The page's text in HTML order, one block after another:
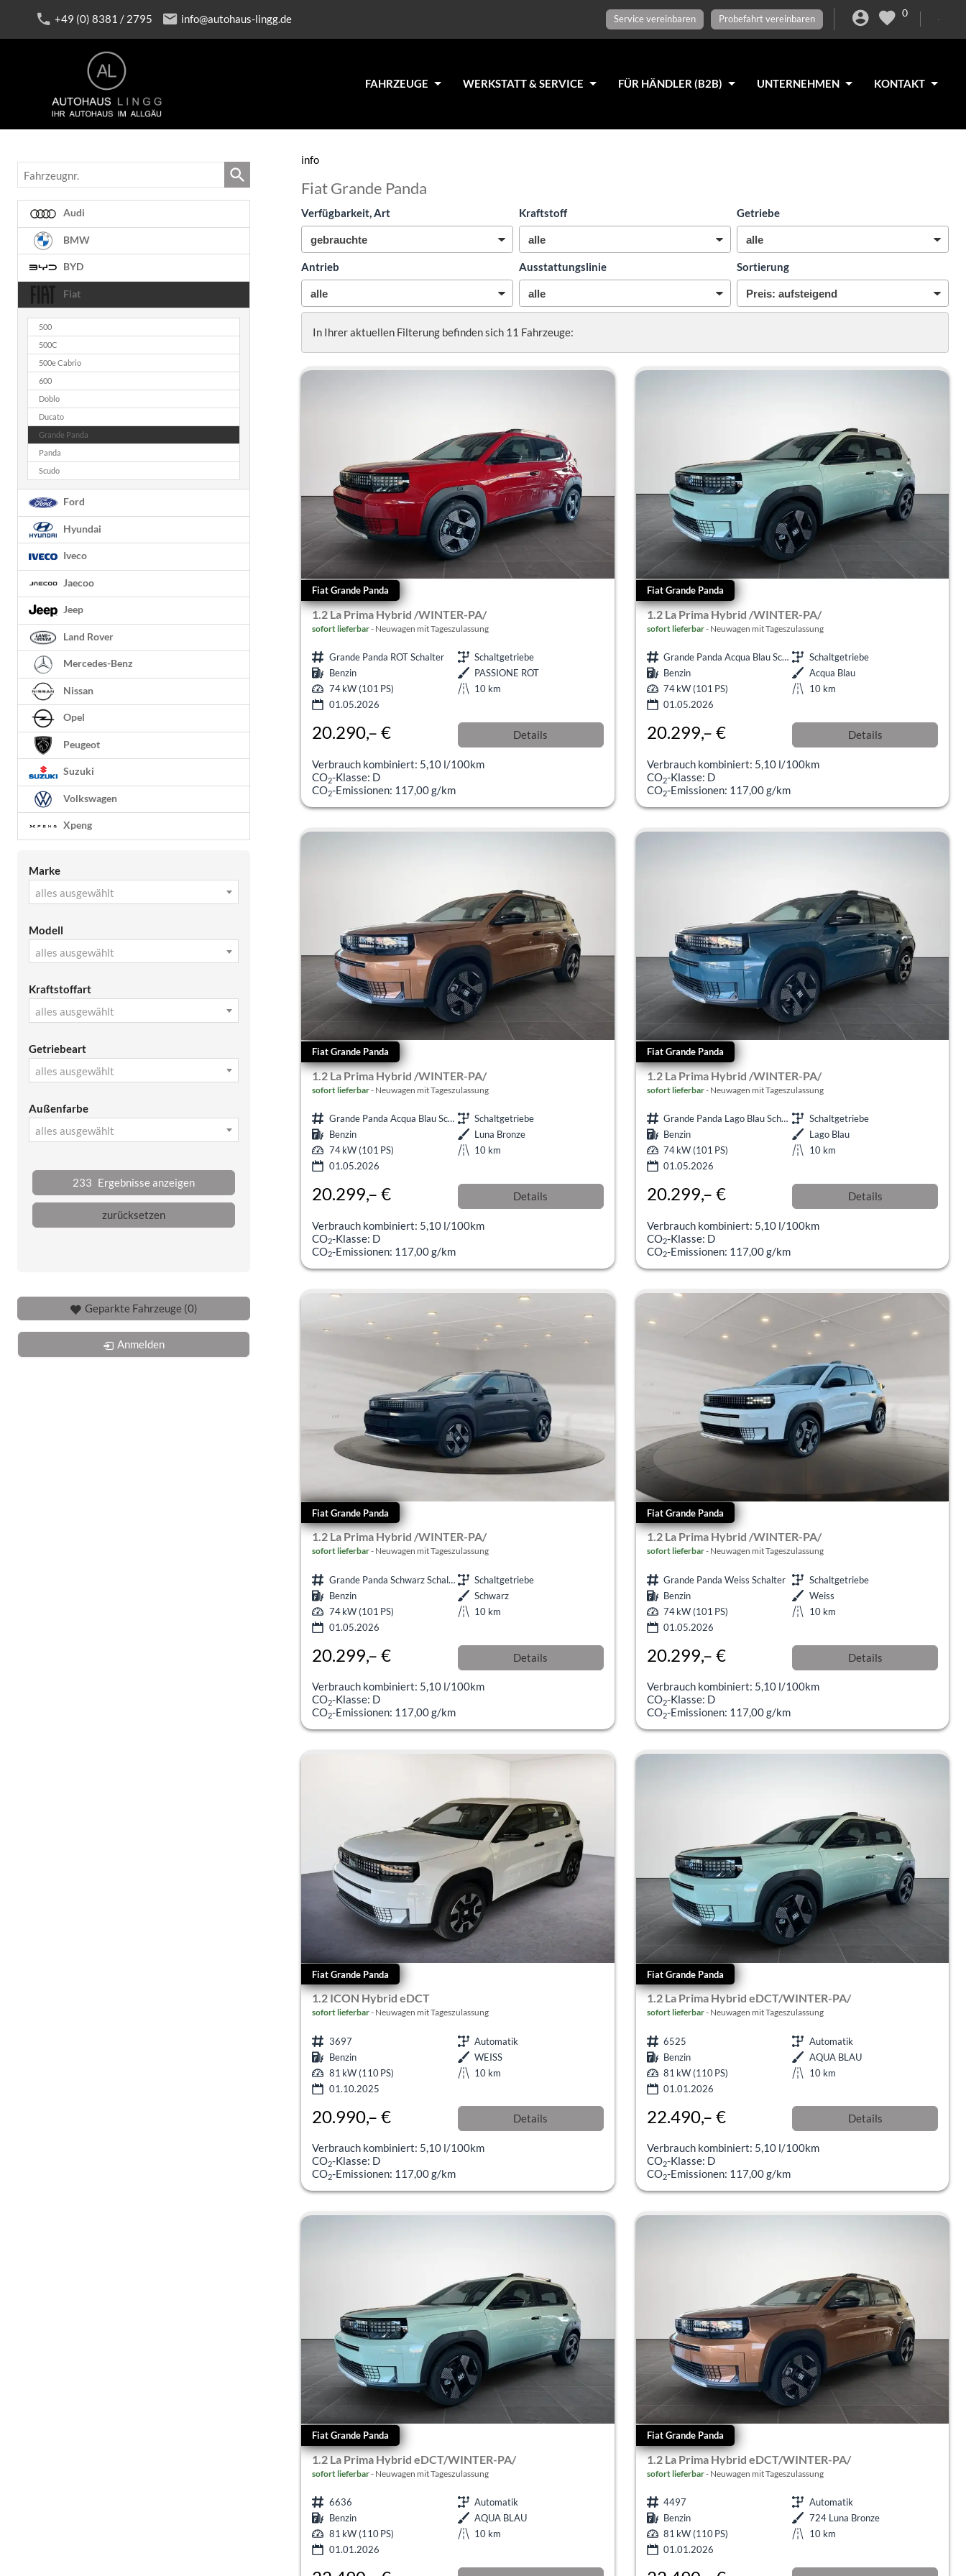
+49 (0) 8381 / 2795 info@autohaus-lingg.de Service vereinbaren Probefahrt vereinbaren
0
FAHRZEUGE WERKSTATT & SERVICE FÜR HÄNDLER (B2B) UNTERNEHMEN KONTAKT
info
Fiat Grande Panda
Verfügbarkeit, Art Kraftstoff Getriebe
Antrieb Ausstattungslinie Sortierung
In Ihrer aktuellen Filterung befinden sich 11 Fahrzeuge:
Fiat Grande Panda
1.2 La Prima Hybrid /WINTER-PA/
sofort lieferbar Neuwagen mit Tageszulassung
Grande Panda ROT Schalter
Schaltgetriebe
Benzin
PASSIONE ROT
74 kW (101 PS)
10 km
01.05.2026
20.290,– € Details
Verbrauch kombiniert: 5,10 l/100km
CO2-Klasse: D
CO2-Emissionen: 117,00 g/km
Fiat Grande Panda
1.2 La Prima Hybrid /WINTER-PA/
sofort lieferbar Neuwagen mit Tageszulassung
Grande Panda Acqua Blau Schalter
Schaltgetriebe
Benzin
Acqua Blau
74 kW (101 PS)
10 km
01.05.2026
20.299,– € Details
Verbrauch kombiniert: 5,10 l/100km
CO2-Klasse: D
CO2-Emissionen: 117,00 g/km
Fiat Grande Panda
1.2 La Prima Hybrid /WINTER-PA/
sofort lieferbar Neuwagen mit Tageszulassung
Grande Panda Acqua Blau Schalter
Schaltgetriebe
Benzin
Luna Bronze
74 kW (101 PS)
10 km
01.05.2026
20.299,– € Details
Verbrauch kombiniert: 5,10 l/100km
CO2-Klasse: D
CO2-Emissionen: 117,00 g/km
Fiat Grande Panda
1.2 La Prima Hybrid /WINTER-PA/
sofort lieferbar Neuwagen mit Tageszulassung
Grande Panda Lago Blau Schalter
Schaltgetriebe
Benzin
Lago Blau
74 kW (101 PS)
10 km
01.05.2026
20.299,– € Details
Verbrauch kombiniert: 5,10 l/100km
CO2-Klasse: D
CO2-Emissionen: 117,00 g/km
Fiat Grande Panda
1.2 La Prima Hybrid /WINTER-PA/
sofort lieferbar Neuwagen mit Tageszulassung
Grande Panda Schwarz Schalter
Schaltgetriebe
Benzin
Schwarz
74 kW (101 PS)
10 km
01.05.2026
20.299,– € Details
Verbrauch kombiniert: 5,10 l/100km
CO2-Klasse: D
CO2-Emissionen: 117,00 g/km
Fiat Grande Panda
1.2 La Prima Hybrid /WINTER-PA/
sofort lieferbar Neuwagen mit Tageszulassung
Grande Panda Weiss Schalter
Schaltgetriebe
Benzin
Weiss
74 kW (101 PS)
10 km
01.05.2026
20.299,– € Details
Verbrauch kombiniert: 5,10 l/100km
CO2-Klasse: D
CO2-Emissionen: 117,00 g/km
Fiat Grande Panda
1.2 ICON Hybrid eDCT
sofort lieferbar Neuwagen mit Tageszulassung
3697
Automatik
Benzin
WEISS
81 kW (110 PS)
10 km
01.10.2025
20.990,– € Details
Verbrauch kombiniert: 5,10 l/100km
CO2-Klasse: D
CO2-Emissionen: 117,00 g/km
Fiat Grande Panda
1.2 La Prima Hybrid eDCT/WINTER-PA/
sofort lieferbar Neuwagen mit Tageszulassung
6525
Automatik
Benzin
AQUA BLAU
81 kW (110 PS)
10 km
01.01.2026
22.490,– € Details
Verbrauch kombiniert: 5,10 l/100km
CO2-Klasse: D
CO2-Emissionen: 117,00 g/km
Fiat Grande Panda
1.2 La Prima Hybrid eDCT/WINTER-PA/
sofort lieferbar Neuwagen mit Tageszulassung
6636
Automatik
Benzin
AQUA BLAU
81 kW (110 PS)
10 km
01.01.2026
Fiat Grande Panda
1.2 La Prima Hybrid eDCT/WINTER-PA/
sofort lieferbar Neuwagen mit Tageszulassung
4497
Automatik
Benzin
724 Luna Bronze
81 kW (110 PS)
10 km
01.01.2026
Fahrzeugnr.
Audi
BMW
BYD
Fiat
500
500C
500e Cabrio
600
Doblo
Ducato
Grande Panda
Panda
Scudo
Ford
Hyundai
Iveco
Jaecoo
Jeep
Land Rover
Mercedes-Benz
Nissan
Opel
Peugeot
Suzuki
Volkswagen
Xpeng
Marke
alles ausgewählt
Modell
alles ausgewählt
Kraftstoffart
alles ausgewählt
Getriebeart
alles ausgewählt
Außenfarbe
alles ausgewählt
233 Ergebnisse anzeigen
zurücksetzen
Geparkte Fahrzeuge (0)
Anmelden